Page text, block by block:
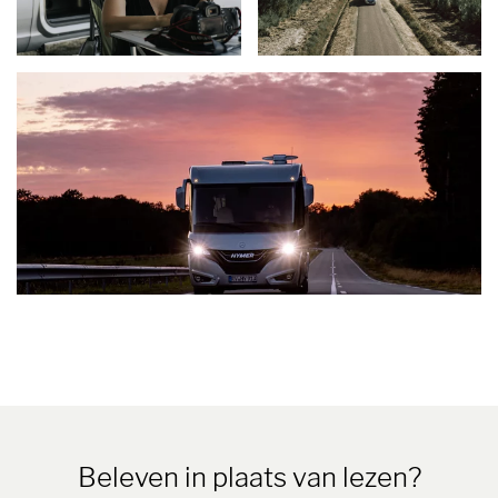
Beleven in plaats van lezen?